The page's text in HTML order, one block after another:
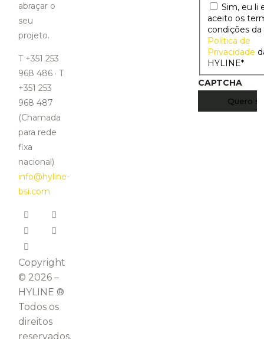
abraçar o
seu
projeto.
T +351 253
968 486 · T
+351 253
968 487
(Chamada
para rede
fixa
nacional)
info@hyline-
bsi.com
Copyright
© 2026 –
HYLINE ®
Todos os
direitos
reservados.
Sim, eu li
aceito os
condições da
Política de
Privacidade
HYLINE*
CAPTCHA